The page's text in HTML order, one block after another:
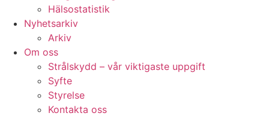
Hälsostatistik
Nyhetsarkiv
Arkiv
Om oss
Strålskydd – vår viktigaste uppgift
Syfte
Styrelse
Kontakta oss